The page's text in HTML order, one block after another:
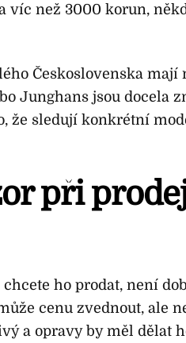
víc než 3000 korun,
Československa mají
Junghans jsou docela
že sledují konkrétní
při
ho prodat, není
cenu zvednout, ale
a opravy by měl dělat